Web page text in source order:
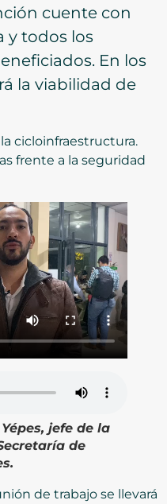
cuente con
y todos los
En los
la viabilidad de
cicloinfraestructura.
frente a la seguridad
jefe de la
de
de trabajo se llevará